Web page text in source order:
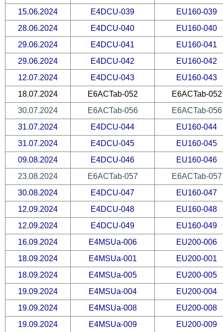
15.06.2024
E4DCU-039
EU160-039
28.06.2024
E4DCU-040
EU160-040
29.06.2024
E4DCU-041
EU160-041
29.06.2024
E4DCU-042
EU160-042
12.07.2024
E4DCU-043
EU160-043
18.07.2024
E6ACTab-052
E6ACTab-052
30.07.2024
E6ACTab-056
E6ACTab-056
31.07.2024
E4DCU-044
EU160-044
31.07.2024
E4DCU-045
EU160-045
09.08.2024
E4DCU-046
EU160-046
23.08.2024
E6ACTab-057
E6ACTab-057
30.08.2024
E4DCU-047
EU160-047
12.09.2024
E4DCU-048
EU160-048
12.09.2024
E4DCU-049
EU160-049
16.09.2024
E4MSUa-006
EU200-006
18.09.2024
E4MSUa-001
EU200-001
18.09.2024
E4MSUa-005
EU200-005
19.09.2024
E4MSUa-004
EU200-004
19.09.2024
E4MSUa-008
EU200-008
19.09.2024
E4MSUa-009
EU200-009